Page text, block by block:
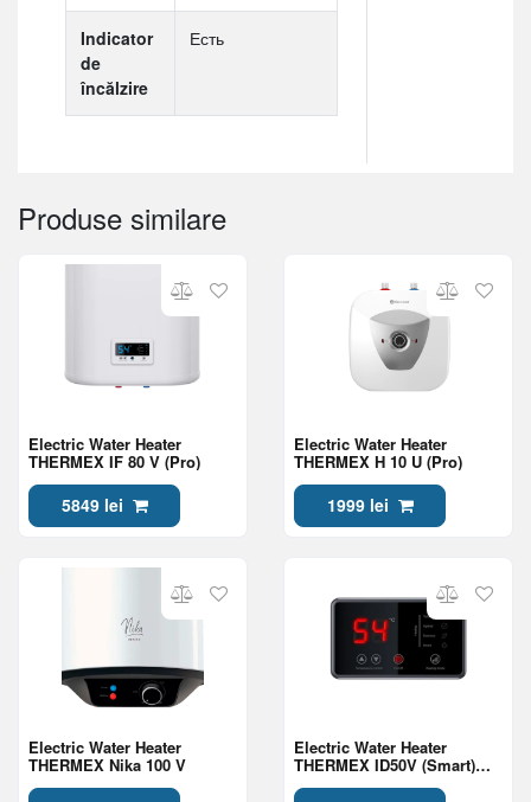
Indicator
de
încălzire
Есть
Produse similare
Electric Water Heater
THERMEX IF 80 V (Pro)
5849 lei
Electric Water Heater
THERMEX H 10 U (Pro)
1999 lei
Electric Water Heater
THERMEX Nika 100 V
Electric Water Heater
THERMEX ID50V (Smart)